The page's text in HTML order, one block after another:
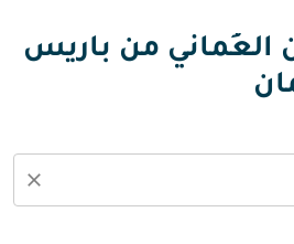
العُماني من باريس
close